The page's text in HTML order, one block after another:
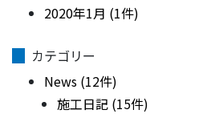
2020年1月 (1件)
カテゴリー
News (12件)
施工日記 (15件)